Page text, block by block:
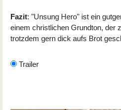
Fazit: "Unsung Hero" ist ein
einem christlichen Grundton, der
trotzdem gern dick aufs Brot
Trailer